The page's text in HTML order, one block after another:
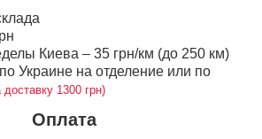
Киева – 35 грн/км (до 250 км)
Украине на отделение или по
доставку 1300 грн)
Оплата